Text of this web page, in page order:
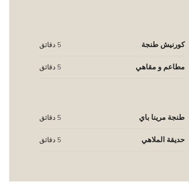
كورنيش طنجة 5 دقائق
مطاعم و مقاهي 5 دقائق
طنجة مرينا باي 5 دقائق
حديقة الملاهي 5 دقائق